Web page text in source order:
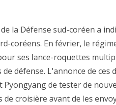
la Défense sud-coréen a
coréens. En février, le
ses lance-roquettes
de défense. L'annonce de
Pyongyang de tester de
de croisière avant de les